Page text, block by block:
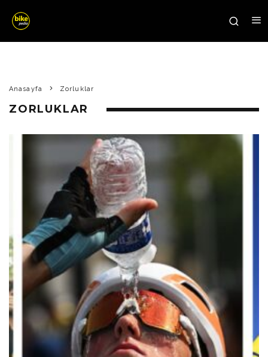
Anasayfa Zorluklar
ZORLUKLAR